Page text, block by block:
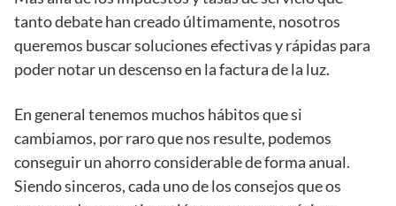
tanto debate han creado últimamente, nosotros
queremos buscar soluciones efectivas y rápidas para
poder notar un descenso en la factura de la luz.
En general tenemos muchos hábitos que si
cambiamos, por raro que nos resulte, podemos
conseguir un ahorro considerable de forma anual.
Siendo sinceros, cada uno de los consejos que os